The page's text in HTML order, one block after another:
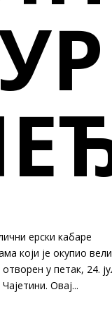
ерски кабаре
који је окупио
у петак, 24.
Овај...